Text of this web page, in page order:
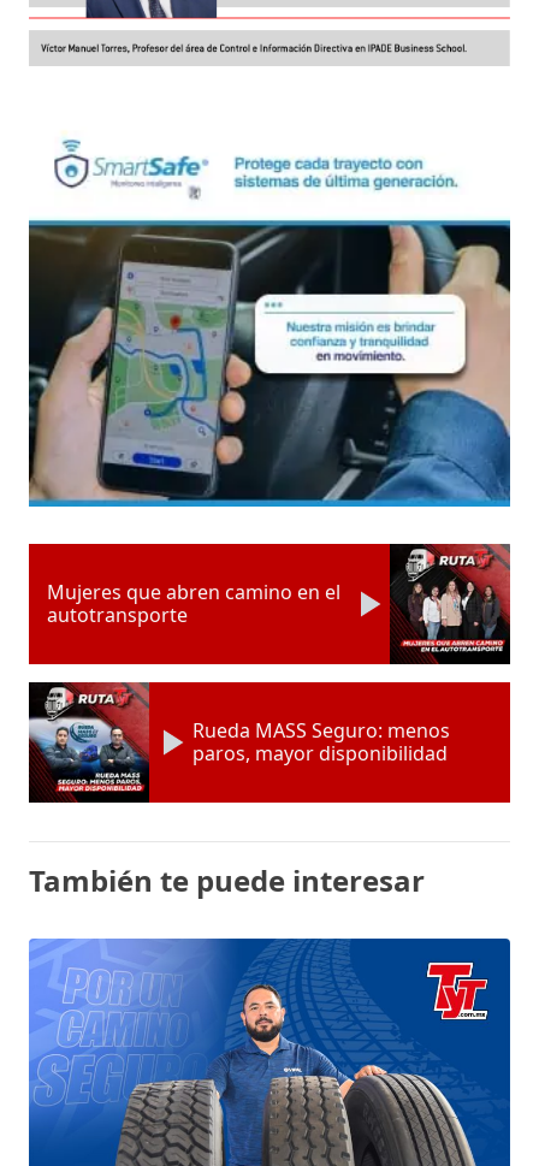
Mujeres que abren camino en el
autotransporte
Rueda MASS Seguro: menos
paros, mayor disponibilidad
También te puede interesar